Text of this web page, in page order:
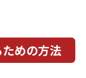
めの方法